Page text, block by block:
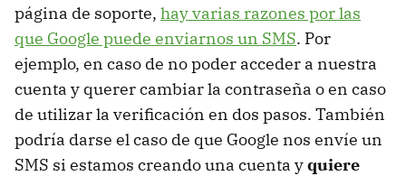
página de soporte, hay varias razones por las
que Google puede enviarnos un SMS. Por
ejemplo, en caso de no poder acceder a nuestra
cuenta y querer cambiar la contraseña o en caso
de utilizar la verificación en dos pasos. También
podría darse el caso de que Google nos envíe un
SMS si estamos creando una cuenta yquiere